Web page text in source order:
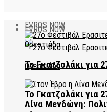
EVROS NOW
Το Γκατζολάκι για
EVROS NOW
Το Γκατζολάκι για
Λίνα Μενδώνη: